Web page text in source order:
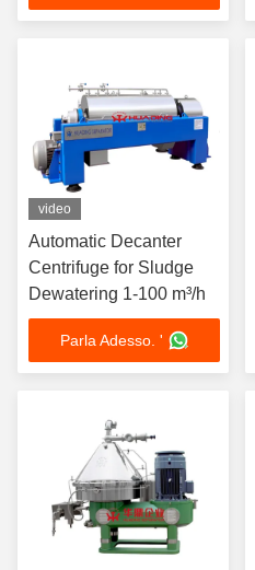
video
Automatic Decanter
Centrifuge for Sludge
Dewatering 1-100 m³/h
Parla Adesso. '